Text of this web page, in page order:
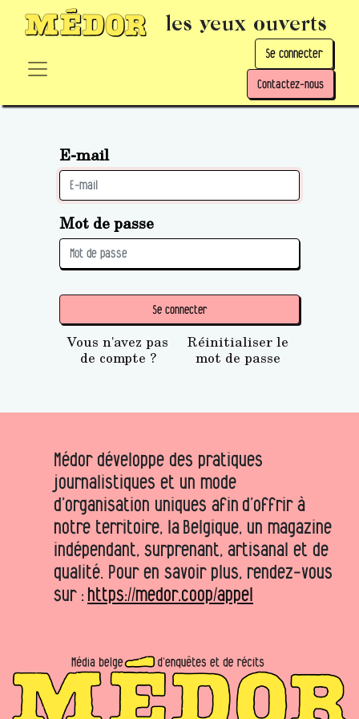
les yeux ouverts
Se connecter
Contactez-nous
E-mail
Mot de passe
Se connecter
Vous n'avez pas
de compte ?
Réinitialiser le
mot de passe
Médor développe des pratiques
journalistiques et un mode
d’organisation uniques afin d’offrir à
notre territoire, la Belgique, un magazine
indépendant, surprenant, artisanal et de
qualité. Pour en savoir plus, rendez-vous
sur : https://medor.coop/appel